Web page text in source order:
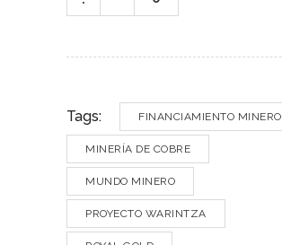
Tags: FINANCIAMIENTO MINERO
MINERÍA DE COBRE
MUNDO MINERO
PROYECTO WARINTZA